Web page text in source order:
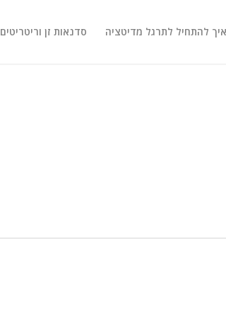
איך להתחיל לתרגל מדיטציה סדנאות זן וריטריטים